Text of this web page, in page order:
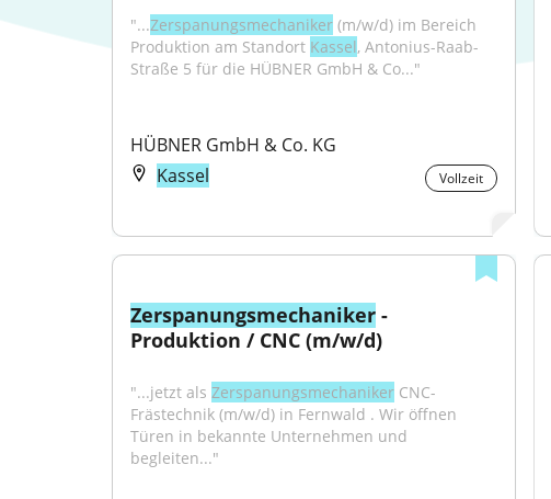
"...Zerspanungsmechaniker (m/w/d) im Bereich
Produktion am Standort Kassel, Antonius-Raab-
Straße 5 für die HÜBNER GmbH & Co..."
HÜBNER GmbH & Co. KG
Kassel
Vollzeit
Zerspanungsmechaniker -
Produktion / CNC (m/w/d)
"...jetzt als Zerspanungsmechaniker CNC-
Frästechnik (m/w/d) in Fernwald . Wir öffnen
Türen in bekannte Unternehmen und
begleiten..."